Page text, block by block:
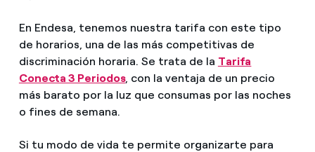
En Endesa, tenemos nuestra tarifa con este tipo
de horarios, una de las más competitivas de
discriminación horaria. Se trata de la Tarifa
Conecta 3 Periodos, con la ventaja de un precio
más barato por la luz que consumas por las noches
o fines de semana.
Si tu modo de vida te permite organizarte para